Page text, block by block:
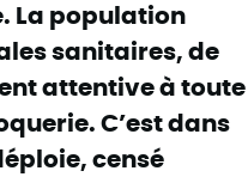
La population
sanitaires, de
attentive à toute
C’est dans
censé